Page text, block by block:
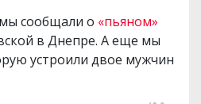
сообщали о «пьяном»
в Днепре. А еще мы
устроили двое мужчин